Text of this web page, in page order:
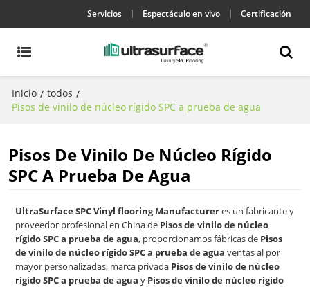
Servicios Espectáculo en vivo Certificación
Inicio / todos /
Pisos de vinilo de núcleo rígido SPC a prueba de agua
Pisos De Vinilo De Núcleo Rígido
SPC A Prueba De Agua
UltraSurface SPC Vinyl flooring Manufactureres un fabricante y
proveedor profesional en China de Pisos de vinilo de núcleo
rígido SPC a prueba de agua, proporcionamos fábricas de Pisos
de vinilo de núcleo rígido SPC a prueba de agua ventas al por
mayor personalizadas, marca privada Pisos de vinilo de núcleo
rígido SPC a prueba de agua y Pisos de vinilo de núcleo rígido